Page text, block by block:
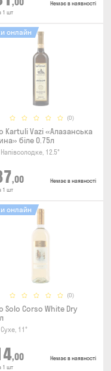
1 шт
Немає в наявності
(0)
онлайн
Kartuli Vazi «Алазанська
біле 0.75л
Напівсолодке, 12.5°
,00
1 шт
Немає в наявності
(0)
онлайн
Solo Corso White Dry
Сухе, 11°
,00
1 шт
Немає в наявності